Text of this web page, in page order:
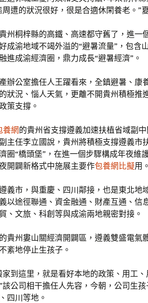
遭的狀況很好，很是合適休閑養老。”
州桐梓縣的高鐵、高速都守舊了，進一
成渝地域不竭外溢的“避暑流量”，包含
進成渝經濟圈，鼎力成長“避暑經濟”。
辦公室擔任人王躍看來，全鎮避暑、康
狀況、惱人天氣，更離不開貴州積極推
策支撐。
養網的貴州省支撐遵義加速扶植省域副
主任李立國說，貴州將積極支撐遵義市
圈“橋頭堡”，在進一個步驟構成年夜維
開闢新格式中施展主要作包養網比擬用。
義市，與重慶、四川鄰接，也是東北地
以途徑聯通、資金融通、財產互通、信
、文旅、科創等與成渝兩地親密對接。
貴州婁山關經濟開闢區，遵義雙盛電氣
紊地停止生孩子。
家到這里，就是看好本地的政策、用工
公司相干擔任人先容，今朝，公司生
四川等地。